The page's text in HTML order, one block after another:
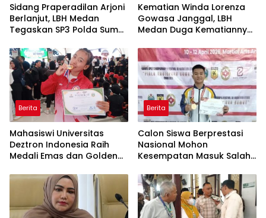
Sidang Praperadilan Arjoni
Berlanjut, LBH Medan
Tegaskan SP3 Polda Sumut
Kematian Winda Lorenza
Gowasa Janggal, LBH
Medan Duga Kematiannya
Ada Dugaan Tundak
Pidana
Berita
Mahasiswi Universitas
Deztron Indonesia Raih
Medali Emas dan Golden
Berita
Calon Siswa Berprestasi
Nasional Mohon
Kesempatan Masuk Salah